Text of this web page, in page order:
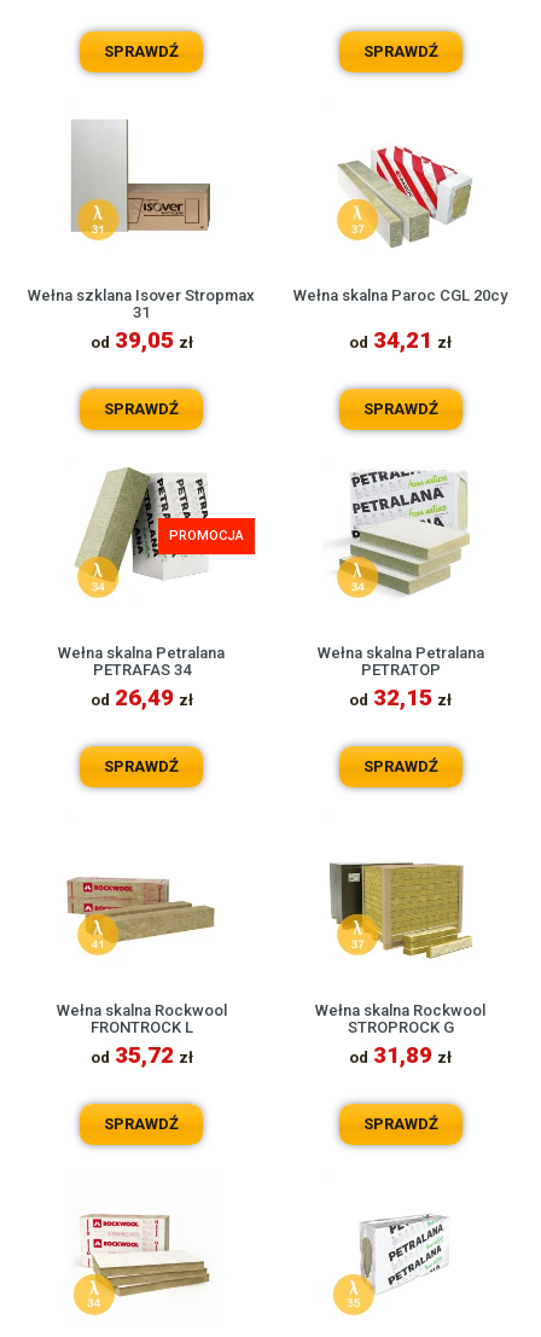
SPRAWDŹ SPRAWDŹ
Wełna szklana Isover Stropmax
31
od 39,05 zł
SPRAWDŹ
Wełna skalna Paroc CGL 20cy
od 34,21 zł
SPRAWDŹ
PROMOCJA
Wełna skalna Petralana
PETRAFAS 34
od 26,49 zł
SPRAWDŹ
Wełna skalna Petralana
PETRATOP
od 32,15 zł
SPRAWDŹ
Wełna skalna Rockwool
FRONTROCK L
od 35,72 zł
SPRAWDŹ
Wełna skalna Rockwool
STROPROCK G
od 31,89 zł
SPRAWDŹ